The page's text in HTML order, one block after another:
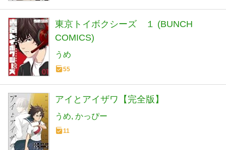
東京トイボクシーズ １ (BUNCH
COMICS)
うめ
55
アイとアイザワ【完全版】
うめ かっぴー
11